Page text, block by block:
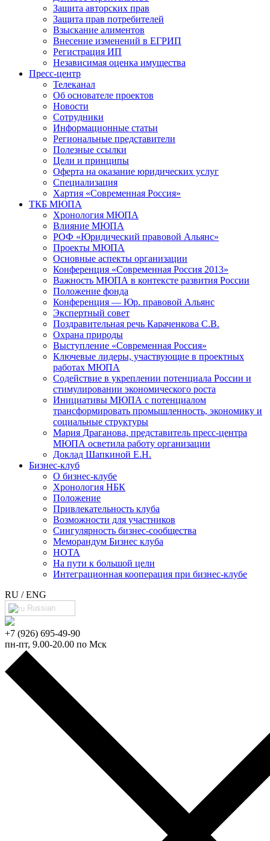
Защита авторских прав
Защита прав потребителей
Взыскание алиментов
Внесение изменений в ЕГРИП
Регистрация ИП
Независимая оценка имущества
Пресс-центр
Телеканал
Об основателе проектов
Новости
Сотрудники
Информационные статьи
Региональные представители
Полезные ссылки
Цели и принципы
Оферта на оказание юридических услуг
Специализация
Хартия «Современная Россия»
ТКБ МЮПА
Хронология МЮПА
Влияние МЮПА
РОФ «Юридический правовой Альянс»
Проекты МЮПА
Основные аспекты организации
Конференция «Современная Россия 2013»
Важность МЮПА в контексте развития России
Положение фонда
Конференция — Юр. правовой Альянс
Экспертный совет
Поздравительная речь Караченкова С.В.
Охрана природы
Выступление «Современная Россия»
Ключевые лидеры, участвующие в проектных
работах МЮПА
Cодействие в укреплении потенциала России и
стимулировании экономического роста
Инициативы МЮПА с потенциалом
трансформировать промышленность, экономику и
социальные структуры
Мария Драганова, представитель пресс-центра
МЮПА осветила работу организации
Доклад Шапкиной Е.Н.
Бизнес-клуб
О бизнес-клубе
Хронология НБК
Положение
Привлекательность клуба
Возможности для участников
Сингулярность бизнес-сообщества
Меморандум Бизнес клуба
НОТА
На пути к большой цели
Интеграционная кооперация при бизнес-клубе
RU / ENG
Russian
+7 (926) 695-49-90
пн-пт, 9.00-20.00 по Мск